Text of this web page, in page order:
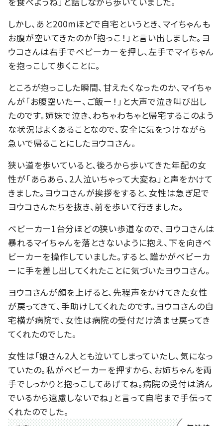
しかし、あと200mほどで自宅というとき、マイちゃんも
お腹が空いてきたのか「抱っこ！」と言い出しました。ヨ
ウコさんは右手でベビーカーを押し、左手でマイちゃん
を抱っこして歩くことに。
ところが抱っこした瞬間、甘えたくなったのか、マイちゃ
んが「お腹空いたー、ご飯ー！」と大声で泣き叫び出し
たのです。姉妹で泣き、わちゃわちゃと帰宅するこのよう
な状況はよくあることなので、安全に気をつけながら
急いで帰ることにしたヨウコさん。
狭い道を歩いていると、後ろから歩いてきた年配の女
性が「あらあら、2人泣いちゃって大変ね」と声をかけて
きました。ヨウコさんが挨拶をすると、女性は急ぎ足で
ヨウコさんたちを抜き、前を歩いて行きました。
ベビーカー1台分ほどの狭い歩道なので、ヨウコさんは
暴れるマイちゃんを落とさないように抱え、下を向きベ
ビーカーを操作していました。すると、誰かがベビーカ
ーに手を差し出してくれたことに気づいたヨウコさん。
ヨウコさんが顔を上げると、先程声をかけてきた女性
が戻ってきて、手助けしてくれたのです。ヨウコさんの自
宅横が病院で、女性は病院の受付だけ済ませ戻ってき
てくれたのでした。
女性は「娘さん2人とも泣いてしまっていたし、気になっ
ていたの。私がベビーカーを押すから、お姉ちゃんを両
手でしっかりと抱っこしてあげてね。病院の受付は済ん
でいるから遠慮しないでね」と言って自宅まで手伝って
くれたのでした。